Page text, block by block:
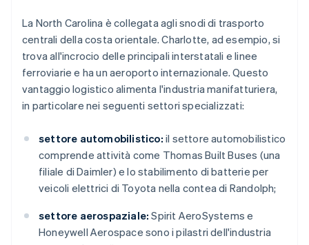
La North Carolina è collegata agli snodi di trasporto
centrali della costa orientale. Charlotte, ad esempio, si
trova all'incrocio delle principali interstatali e linee
ferroviarie e ha un aeroporto internazionale. Questo
vantaggio logistico alimenta l'industria manifatturiera,
in particolare nei seguenti settori specializzati:
settore automobilistico: il settore automobilistico
comprende attività come Thomas Built Buses (una
filiale di Daimler) e lo stabilimento di batterie per
veicoli elettrici di Toyota nella contea di Randolph;
settore aerospaziale: Spirit AeroSystems e
Honeywell Aerospace sono i pilastri dell'industria